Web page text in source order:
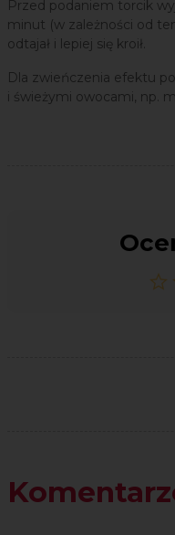
Przed podaniem torcik
minut (w zależności od
odtajał i lepiej się kroił.
Dla zwieńczenia efektu
i świeżymi owocami, np.